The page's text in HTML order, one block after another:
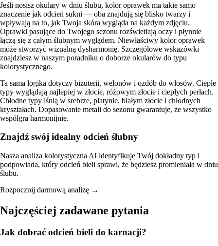
Jeśli nosisz okulary w dniu ślubu, kolor oprawek ma takie samo
znaczenie jak odcień sukni — oba znajdują się blisko twarzy i
wpływają na to, jak Twoja skóra wygląda na każdym zdjęciu.
Oprawki pasujące do Twojego sezonu rozświetlają oczy i płynnie
łączą się z całym ślubnym wyglądem. Niewłaściwy kolor oprawek
może stworzyć wizualną dysharmonię. Szczegółowe wskazówki
znajdziesz w naszym poradniku o doborze okularów do typu
kolorystycznego.
Ta sama logika dotyczy biżuterii, welonów i ozdób do włosów. Ciepłe
typy wyglądają najlepiej w złocie, różowym złocie i ciepłych perłach.
Chłodne typy lśnią w srebrze, platynie, białym złocie i chłodnych
kryształach. Dopasowanie metali do sezonu gwarantuje, że wszystko
współgra harmonijnie.
Znajdź swój idealny odcień ślubny
Nasza analiza kolorystyczna AI identyfikuje Twój dokładny typ i
podpowiada, który odcień bieli sprawi, że będziesz promieniała w dniu
ślubu.
Rozpocznij darmową analizę →
Najczęściej zadawane pytania
Jak dobrać odcień bieli do karnacji?